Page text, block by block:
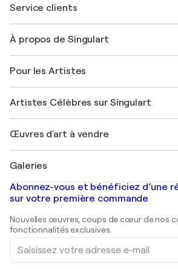
Service clients
Expédition
Offrir une carte cadeau
Rejoignez notre programme
Mon compte
+33 1 76 44 06 42
À propos de Singulart
FAQ
Magazine Singulart
Emplois
Découvrez une sélection d'art original
Pour les Artistes
Se connecter en tant qu'Artiste
Artistes Célèbres sur Singulart
Marc Chagall
Banksy
Mr. Brainwash
Shepard Fairey
Œuvres d'art à vendre
Tableaux abstraits à vendre
Peintures de paysage
Estampes
Peintures acryliques
Galeries
Galeries d'art en France
Galeries d'art en Belgique
Abonnez-vous et bénéficiez d’une
sur votre première commande
Nouvelles œuvres, coups de cœur de nos
fonctionnalités exclusives.
Saisissez
votre
adresse